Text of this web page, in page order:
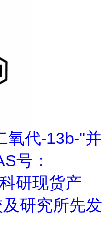
氧代-13b-"并
号：
研现货产
研究所先发